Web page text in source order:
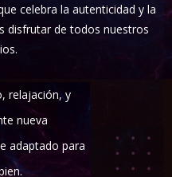
celebra la autenticidad y la
disfrutar de todos nuestros
relajación, y
nueva
adaptado para